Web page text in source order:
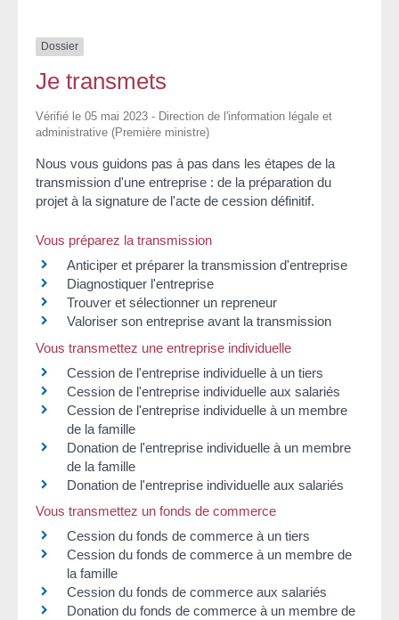
Dossier
Je transmets
Vérifié le 05 mai 2023 - Direction de l'information légale et
administrative (Première ministre)
Nous vous guidons pas à pas dans les étapes de la
transmission d'une entreprise : de la préparation du
projet à la signature de l'acte de cession définitif.
Vous préparez la transmission
Anticiper et préparer la transmission d'entreprise
Diagnostiquer l'entreprise
Trouver et sélectionner un repreneur
Valoriser son entreprise avant la transmission
Vous transmettez une entreprise individuelle
Cession de l'entreprise individuelle à un tiers
Cession de l'entreprise individuelle aux salariés
Cession de l'entreprise individuelle à un membre
de la famille
Donation de l'entreprise individuelle à un membre
de la famille
Donation de l'entreprise individuelle aux salariés
Vous transmettez un fonds de commerce
Cession du fonds de commerce à un tiers
Cession du fonds de commerce à un membre de
la famille
Cession du fonds de commerce aux salariés
Donation du fonds de commerce à un membre de